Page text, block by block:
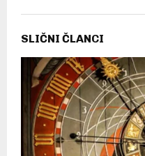
SLIČNI ČLANCI